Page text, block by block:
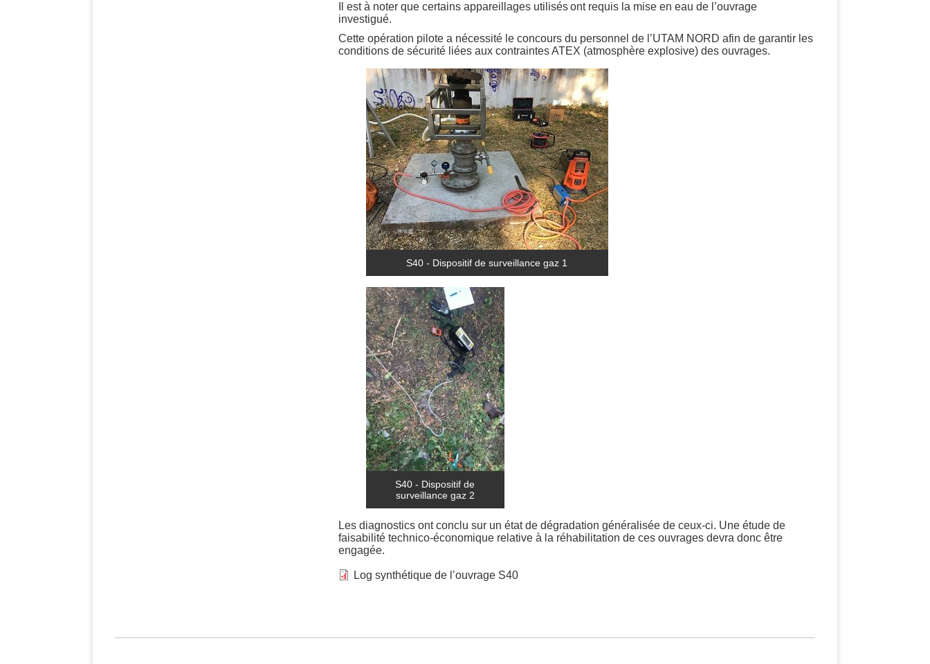
Il est à noter que certains appareillages utilisés ont requis la mise en eau de l’ouvrage
investigué.
Cette opération pilote a nécessité le concours du personnel de l’UTAM NORD afin de garantir les
conditions de sécurité liées aux contraintes ATEX (atmosphère explosive) des ouvrages.
S40 - Dispositif de surveillance gaz 1
S40 - Dispositif de
surveillance gaz 2
Les diagnostics ont conclu sur un état de dégradation généralisée de ceux-ci. Une étude de
faisabilité technico-économique relative à la réhabilitation de ces ouvrages devra donc être
engagée.
Log synthétique de l’ouvrage S40